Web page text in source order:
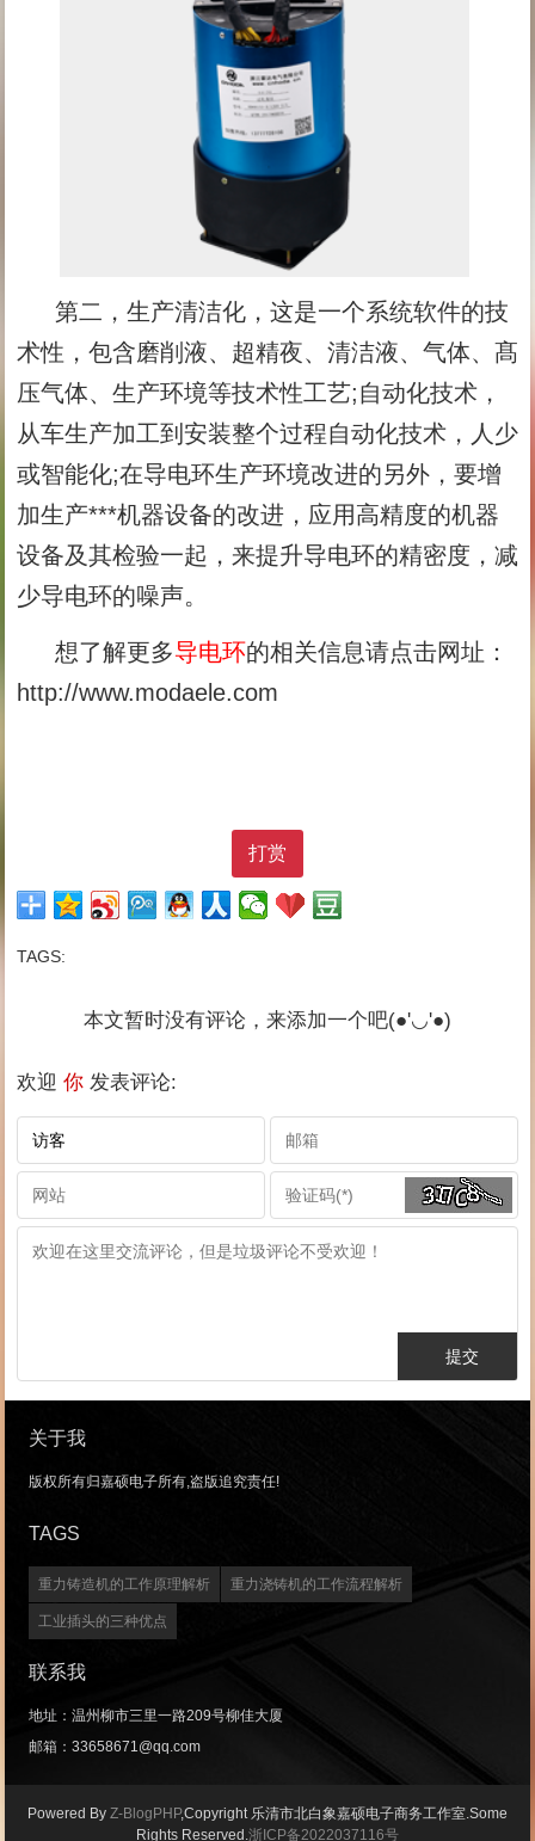
第二，生产清洁化，这是一个系统软件的技
术性，包含磨削液、超精夜、清洁液、气体、髙
压气体、生产环境等技术性工艺;自动化技术，
从车生产加工到安装整个过程自动化技术，人少
或智能化;在导电环生产环境改进的另外，要增
加生产***机器设备的改进，应用高精度的机器
设备及其检验一起，来提升导电环的精密度，减
少导电环的噪声。
想了解更多导电环的相关信息请点击网址：
http://www.modaele.com
打赏
TAGS:
本文暂时没有评论，来添加一个吧(●'◡'●)
欢迎 你 发表评论:
关于我
版权所有归嘉硕电子所有,盗版追究责任!
TAGS
重力铸造机的工作原理解析 重力浇铸机的工作流程解析
工业插头的三种优点
联系我
地址：温州柳市三里一路209号柳佳大厦
邮箱：33658671@qq.com
Powered By Z-BlogPHP,Copyright 乐清市北白象嘉硕电子商务工作室.Some
Rights Reserved. 浙ICP备2022037116号